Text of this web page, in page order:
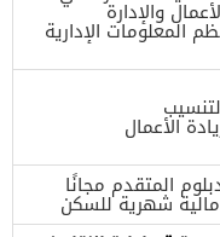
والإدارة
المعلومات الإدارية
الأعمال
المتقدم مجانًا
شهرية للسكن